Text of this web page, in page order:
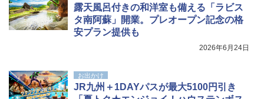
露天風呂付きの和洋室も備える「ラビス
タ南阿蘇」開業。プレオープン記念の格
安プラン提供も
2026年6月24日
お出かけ
JR九州＋1DAYパスが最大5100円引き